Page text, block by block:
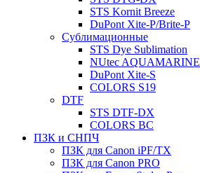
STS Kornit Breeze
DuPont Xite-P/Brite-P
Сублимационные
STS Dye Sublimation
NUtec AQUAMARINE
DuPont Xite-S
COLORS S19
DTF
STS DTF-DX
COLORS BC
ПЗК и СНПЧ
ПЗК для Canon iPF/TX
ПЗК для Canon PRO